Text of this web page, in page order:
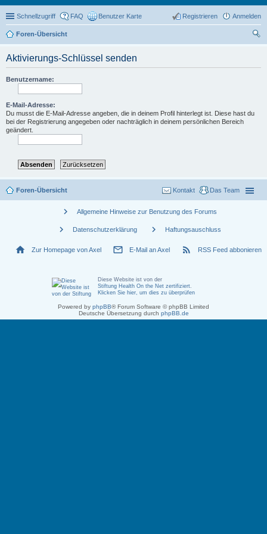
Schnellzugriff FAQ Benutzer Karte Anmelden
Registrieren
Foren-Übersicht
Aktivierungs-Schlüssel senden
Benutzername:
E-Mail-Adresse:
Du musst die E-Mail-Adresse angeben, die in deinem Profil hinterlegt ist. Diese hast du
bei der Registrierung angegeben oder nachträglich in deinem persönlichen Bereich
geändert.
Foren-Übersicht Das Team
Kontakt
chevron_right Allgemeine Hinweise zur Benutzung des Forums
chevron_right Datenschutzerklärung chevron_right Haftungsauschluss
home Zur Homepage von Axel mail_outline E-Mail an Axel rss_feed RSS Feed abbonieren
Diese Website ist von der
Stiftung Health On the Net zertifiziert.
Klicken Sie hier, um dies zu überprüfen
Powered by phpBB® Forum Software © phpBB Limited
Deutsche Übersetzung durch phpBB.de